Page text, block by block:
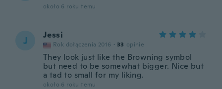
około 6 roku temu
J Jessi
Rok dołączenia 2016 · 33 opinie
They look just like the Browning symbol
but need to be somewhat bigger. Nice but
a tad to small for my liking.
około 6 roku temu